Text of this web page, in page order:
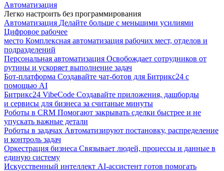
Автоматизация
Легко настроить без программирования
Автоматизация Делайте больше с меньшими усилиями
Цифровое рабочее
место Комплексная автоматизация рабочих мест, отделов и
подразделений
Персональная автоматизация Освобождает сотрудников от
рутины и ускоряет выполнение задач
Бот-платформа Создавайте чат-ботов для Битрикс24 с
помощью AI
Битрикс24 VibeCode Создавайте приложения, дашборды
и сервисы для бизнеса за считаные минуты
Роботы в CRM Помогают закрывать сделки быстрее и не
упускать важные детали
Роботы в задачах Автоматизируют постановку, распределение
и контроль задач
Оркестрация бизнеса Связывает людей, процессы и данные в
единую систему
Искусственный интеллект AI-ассистент готов помогать